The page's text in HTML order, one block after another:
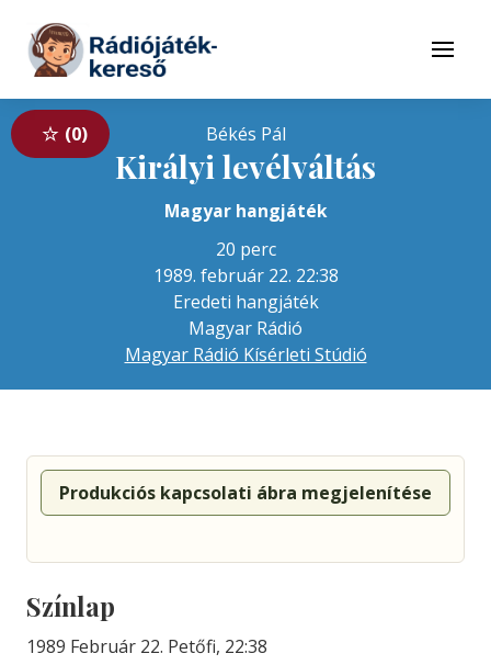
Tovább a tartalomhoz
Menü
0 Békés Pál
Királyi levélváltás
Magyar hangjáték
20 perc
1989. február 22. 22:38
Eredeti hangjáték
Magyar Rádió
Magyar Rádió Kísérleti Stúdió
Produkciós kapcsolati ábra megjelenítése
Színlap
1989 Február 22. Petőfi, 22:38